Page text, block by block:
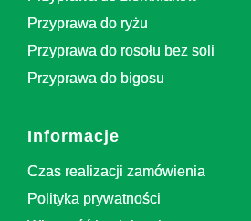
Przyprawa do ryżu
Przyprawa do rosołu bez soli
Przyprawa do bigosu
Informacje
Czas realizacji zamówienia
Polityka prywatności